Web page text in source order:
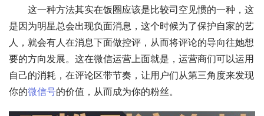
这一种方法其实在饭圈应该是比较司空见惯的一种，这
是因为明星总会出现负面消息，这个时候为了保护自家的艺
人，就会有人在消息下面做控评，从而将评论的导向往她想
要的方向发展。这在微信运营上面就是，运营商们可以运用
自己的消耗，在评论区带节奏，让用户们从第三角度来发现
你的微信号的价值，从而成为你的粉丝。